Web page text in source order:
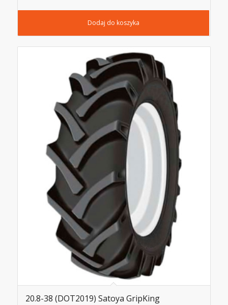
Dodaj do koszyka
20.8-38 (DOT2019) Satoya GripKing